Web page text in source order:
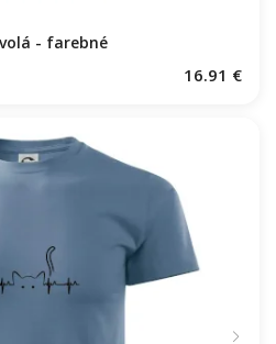
- farebné
16.91 €